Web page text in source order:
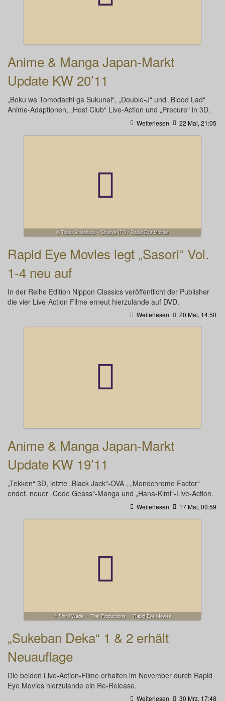
Anime & Manga Japan-Markt
Update KW 20’11
„Boku wa Tomodachi ga Sukunai“, „Double-J“ und „Blood Lad“
Anime-Adaptionen, „Host Club“ Live-Action und „Precure“ in 3D.
Weiterlesen 22 Mai, 21:05
© Touru Shinohara ・Shunya ITO / Rapid Eye Movies
Rapid Eye Movies legt „Sasori“ Vol.
1-4 neu auf
In der Reihe Edition Nippon Classics veröffentlicht der Publisher
die vier Live-Action Filme erneut hierzulande auf DVD.
Weiterlesen 20 Mai, 14:50
Anime & Manga Japan-Markt
Update KW 19’11
„Tekken“ 3D, letzte „Black Jack“-OVA , „Monochrome Factor“
endet, neuer „Code Geass“-Manga und „Hana-Kimi“-Live-Action.
Weiterlesen 17 Mai, 00:59
© Shinji Wada ・ Toei Productions ・ Rapid Eye Movies
„Sukeban Deka“ 1 & 2 erhält
Neuauflage
Die beiden Live-Action-Filme erhalten im November durch Rapid
Eye Movies hierzulande ein Re-Release.
Weiterlesen 30 Mrz, 17:48